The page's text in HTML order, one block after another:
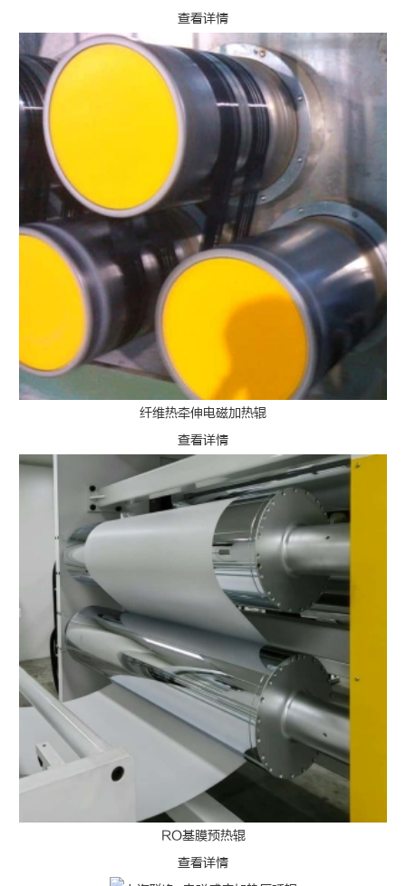
查看详情
纤维热牵伸电磁加热辊
查看详情
RO基膜预热辊
查看详情